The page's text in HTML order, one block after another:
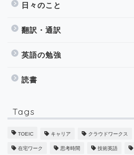
日々のこと
翻訳・通訳
英語の勉強
読書
Tags
TOEIC キャリア クラウドワークス
在宅ワーク 思考時間 技術英語